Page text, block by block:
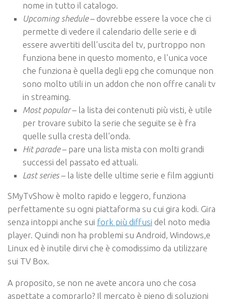
nome in tutto il catalogo.
Upcoming shedule– dovrebbe essere la voce che ci
permette di vedere il calendario delle serie e di
essere avvertiti dell’uscita del tv, purtroppo non
funziona bene in questo momento, e l’unica voce
che funziona è quella degli epg che comunque non
sono molto utili in un addon che non offre canali tv
in streaming.
Most popular– la lista dei contenuti più visti, è utile
per trovare subito la serie che seguite se è fra
quelle sulla cresta dell’onda.
Hit parade– pare una lista mista con molti grandi
successi del passato ed attuali.
Last series– la liste delle ultime serie e film aggiunti
SMyTvShow è molto rapido e leggero, funziona
perfettamente su ogni piattaforma su cui gira kodi. Gira
senza intoppi anche sui fork più diffusi del noto media
player. Quindi non ha problemi su Android, Windows,e
Linux ed è inutile dirvi che è comodissimo da utilizzare
sui TV Box.
A proposito, se non ne avete ancora uno che cosa
aspettate a comprarlo? Il mercato è pieno di soluzioni